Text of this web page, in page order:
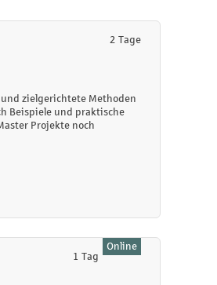
2 Tage
zielgerichtete Methoden
Beispiele und praktische
Projekte noch
1 Tag
Online